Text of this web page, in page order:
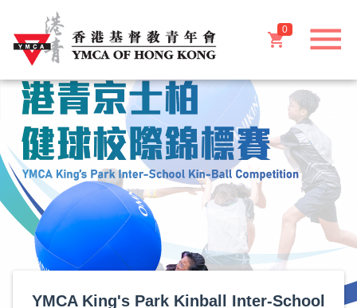
shopping_cart
0 menu
YMCA King's Park Kinball Inter-School